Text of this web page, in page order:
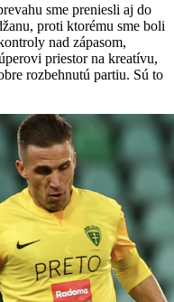
sme preniesli aj do
proti ktorému sme boli
nad zápasom,
priestor na kreatívu,
rozbehnutú partiu. Sú to